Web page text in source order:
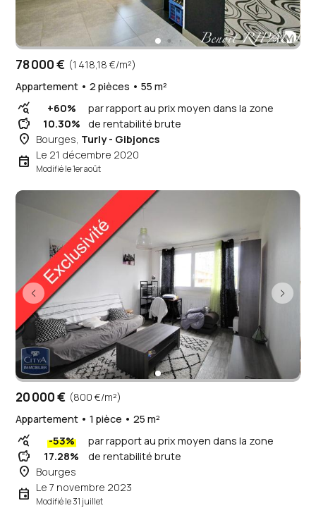
78 000 € (1 418,18 €/m²)
Appartement • 2 pièces • 55 m²
query_stats +60% par rapport au prix moyen dans la zone
savings 10.30% de rentabilité brute
place Bourges, Turly - Gibjoncs
event Le 21 décembre 2020
Modifié le 1er août
20 000 € (800 €/m²)
Appartement • 1 pièce • 25 m²
query_stats -53% par rapport au prix moyen dans la zone
savings 17.28% de rentabilité brute
place Bourges
event Le 7 novembre 2023
Modifié le 31 juillet